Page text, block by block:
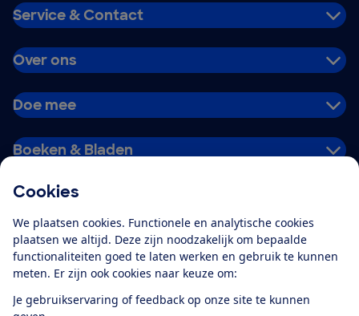
Cookies
We plaatsen cookies. Functionele en analytische cookies
plaatsen we altijd. Deze zijn noodzakelijk om bepaalde
functionaliteiten goed te laten werken en gebruik te kunnen
meten. Er zijn ook cookies naar keuze om:
Je gebruikservaring of feedback op onze site te kunnen
Service & Contact
Over ons
Doe mee
Boeken & Bladen
Alles over de
app